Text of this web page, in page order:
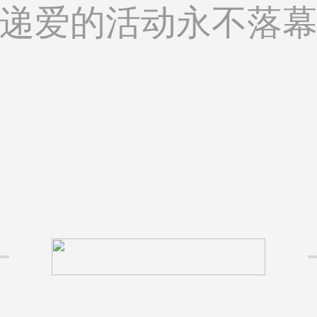
爱的活动永不落